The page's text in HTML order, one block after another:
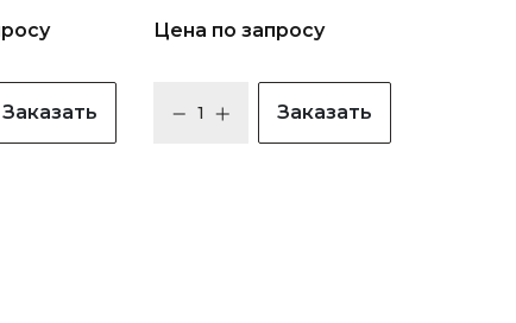
Заказать
Цена по запросу
Заказать